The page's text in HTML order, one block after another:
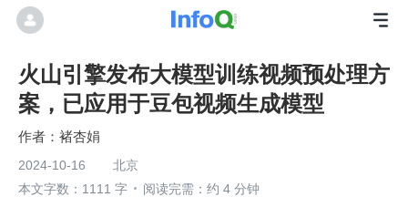
火山引擎发布大模型训练视频预处理方
案，已应用于豆包视频生成模型
褚杏娟
2024-10-16
北京
本文字数：1111 字
阅读完需：约 4 分钟